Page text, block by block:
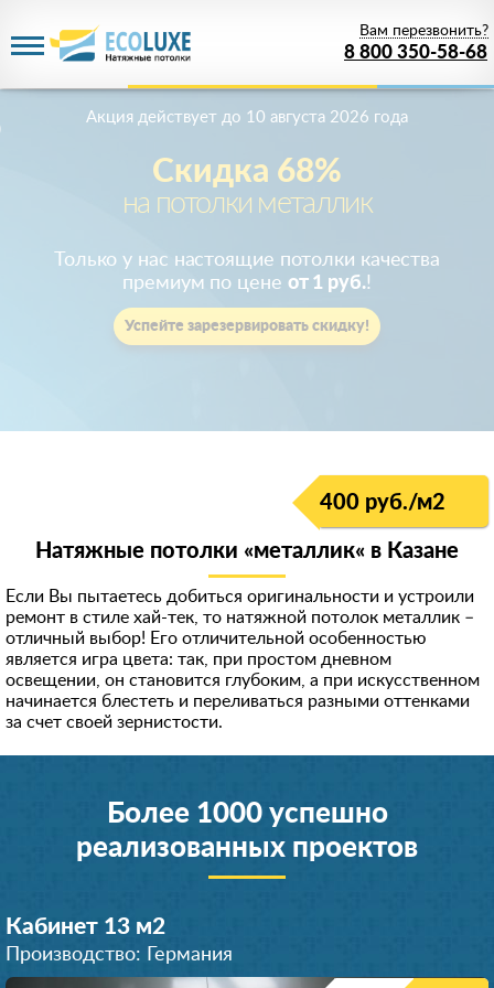
8 800 350-58-68
Вам перезвонить?
Скидка 68%
на потолки металлик
Акция действует до 10 августа 2026 года
Только у нас настоящие потолки качества
премиум по цене от 1 руб.!
Успейте зарезервировать скидку!
400 руб./м2
Натяжные потолки «металлик« в Казанe
Если Вы пытаетесь добиться оригинальности и устроили
ремонт в стиле хай-тек, то натяжной потолок металлик –
отличный выбор! Его отличительной особенностью
является игра цвета: так, при простом дневном
освещении, он становится глубоким, а при искусственном
начинается блестеть и переливаться разными оттенками
за счет своей зернистости.
Более 1000 успешно
реализованных проектов
Кабинет 13 м2
Производство: Германия